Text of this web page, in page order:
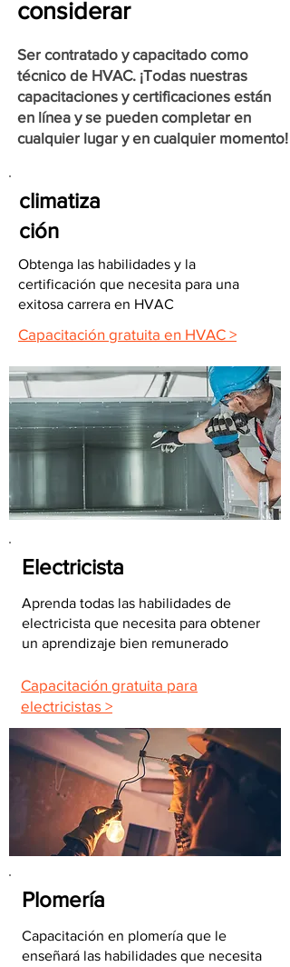
considerar
Ser contratado y capacitado como
técnico de HVAC. ¡Todas nuestras
capacitaciones y certificaciones están
en línea y se pueden completar en
cualquier lugar y en cualquier momento!
climatiza
ción
Obtenga las habilidades y la
certificación que necesita para una
exitosa carrera en HVAC
Capacitación gratuita en HVAC >
Electricista
Aprenda todas las habilidades de
electricista que necesita para obtener
un aprendizaje bien remunerado
Capacitación gratuita para
electricistas >
Plomería
Capacitación en plomería que le
enseñará las habilidades que necesita